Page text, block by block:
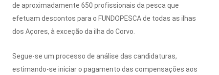
de aproximadamente 650 profissionais da pesca que
efetuam descontos para o FUNDOPESCA de todas as ilhas
dos Açores, à exceção da ilha do Corvo.
Segue-se um processo de análise das candidaturas,
estimando-se iniciar o pagamento das compensações aos